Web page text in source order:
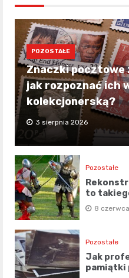
POZOSTAŁE
Znaczki pocztowe
jak rozpoznać ich
kolekcjonerską?
3 sierpnia 2026
Pozostałe
to
8
Pozostałe
Jak
pamiątki